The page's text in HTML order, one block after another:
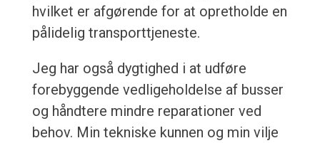
hvilket er afgørende for at opretholde en
pålidelig transporttjeneste.
Jeg har også dygtighed i at udføre
forebyggende vedligeholdelse af busser
og håndtere mindre reparationer ved
behov. Min tekniske kunnen og min vilje